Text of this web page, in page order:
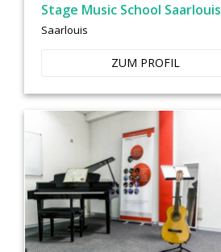
Stage Music School Saarlouis
Saarlouis
ZUM PROFIL